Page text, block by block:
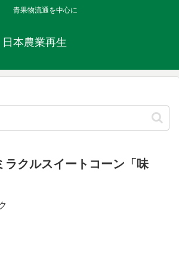
青果物流通を中心に
日本農業再生
ラクルスイートコーン「味